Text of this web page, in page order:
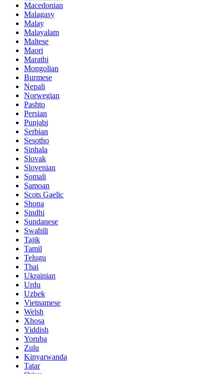
Macedonian
Malagasy
Malay
Malayalam
Maltese
Maori
Marathi
Mongolian
Burmese
Nepali
Norwegian
Pashto
Persian
Punjabi
Serbian
Sesotho
Sinhala
Slovak
Slovenian
Somali
Samoan
Scots Gaelic
Shona
Sindhi
Sundanese
Swahili
Tajik
Tamil
Telugu
Thai
Ukrainian
Urdu
Uzbek
Vietnamese
Welsh
Xhosa
Yiddish
Yoruba
Zulu
Kinyarwanda
Tatar